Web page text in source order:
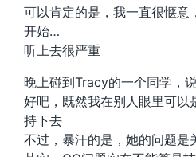
可以肯定的是，我一直很惬意
开始…
听上去很严重
晚上碰到Tracy的一个同学，
好吧，既然我在别人眼里可以
持下去
不过，暴汗的是，她的问题是